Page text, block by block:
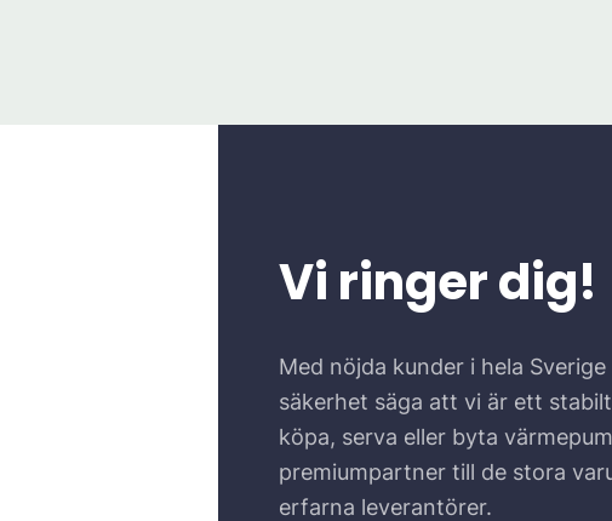
Vi ringer dig!
Med nöjda kunder i hela
säkerhet säga att vi är ett
köpa, serva eller byta
premiumpartner till de stora
erfarna leverantörer.